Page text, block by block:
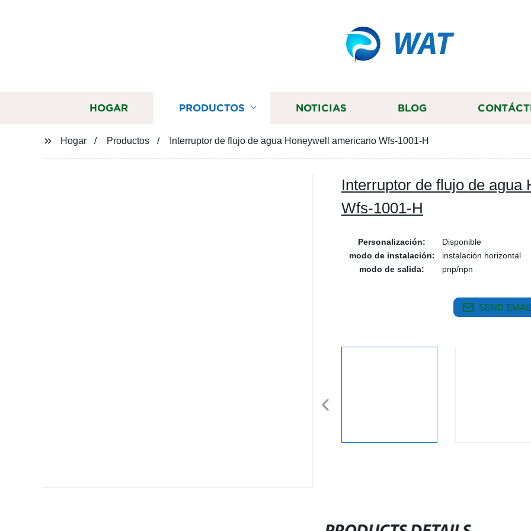
WAT
HOGAR PRODUCTOS NOTICIAS BLOG
Hogar Productos Interruptor de flujo de agua Honeywell americano Wfs-1001-H
Interruptor de flujo de agua
Wfs-1001-H
Personalización:
Disponible
modo de instalación:
instalación horizontal
modo de salida:
pnp/npn
SEND